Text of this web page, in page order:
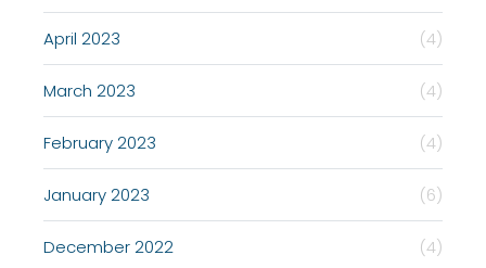
April 2023 (4)
March 2023 (4)
February 2023 (4)
January 2023 (6)
December 2022 (4)